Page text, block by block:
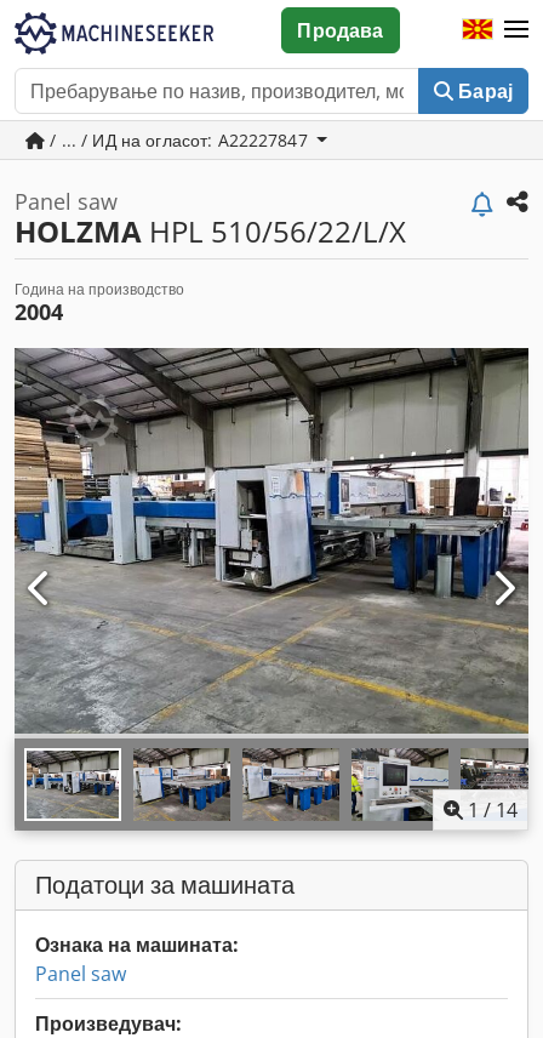
Барај
Продава
/ ... / ИД на огласот: A22227847
Panel saw
HOLZMA HPL 510/56/22/L/X
Година на производство
2004
1 / 14
Податоци за машината
Ознака на машината:
Panel saw
Произведувач: